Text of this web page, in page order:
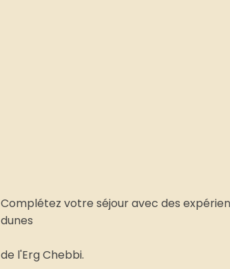
Complétez votre séjour avec des
dunes
de l'Erg Chebbi.